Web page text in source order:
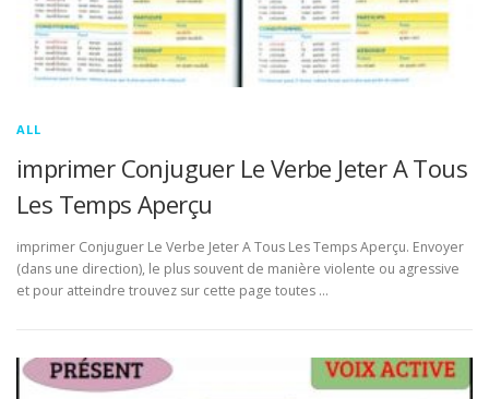
ALL
imprimer Conjuguer Le Verbe Jeter A Tous
Les Temps Aperçu
imprimer Conjuguer Le Verbe Jeter A Tous Les Temps Aperçu. Envoyer
(dans une direction), le plus souvent de manière violente ou agressive
et pour atteindre trouvez sur cette page toutes …